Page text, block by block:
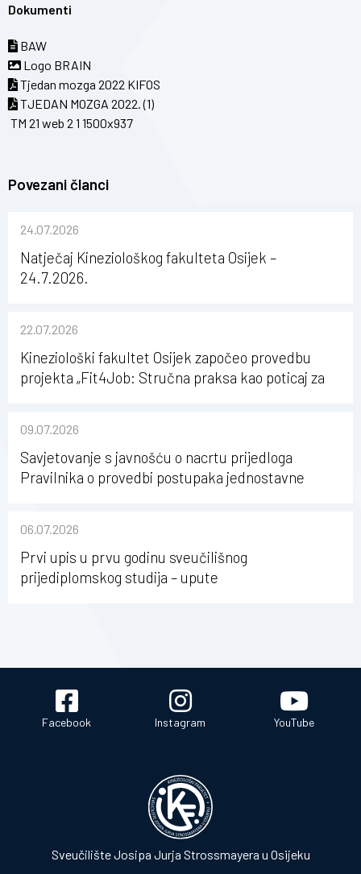
Dokumenti
BAW
Logo BRAIN
Tjedan mozga 2022 KIFOS
TJEDAN MOZGA 2022. (1)
TM 21 web 2 1 1500x937
Povezani članci
24.07.2026
Natječaj Kineziološkog fakulteta Osijek –
24.7.2026.
22.07.2026
Kineziološki fakultet Osijek započeo provedbu
projekta „Fit4Job: Stručna praksa kao poticaj za
09.07.2026
Savjetovanje s javnošću o nacrtu prijedloga
Pravilnika o provedbi postupaka jednostavne
Osijeku
06.07.2026
Prvi upis u prvu godinu sveučilišnog
prijediplomskog studija – upute
Facebook Instagram YouTube
Sveučilište Josipa Jurja Strossmayera u Osijeku